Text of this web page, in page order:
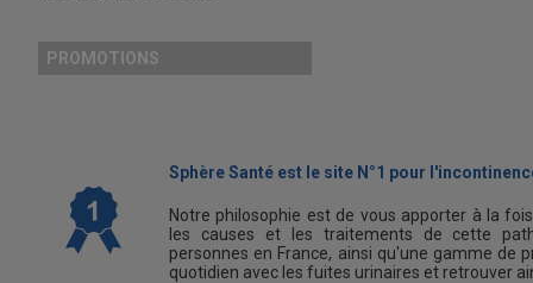
PROMOTIONS
Sphère Santé est le site N°1 pour
Notre philosophie est de vous apporter à la
les causes et les traitements de cette
personnes en France, ainsi qu'une gamme de
quotidien avec les fuites urinaires et retrouver